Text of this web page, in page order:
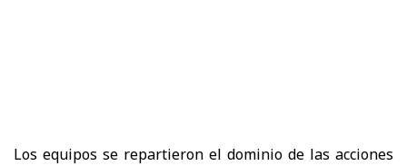
Los equipos se repartieron el dominio de las acciones